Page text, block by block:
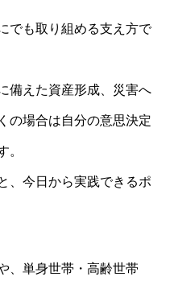
でも取り組める支え方で
備えた資産形成、災害へ
の場合は自分の意思決定
。
、今日から実践できるポ
、単身世帯・高齢世帯